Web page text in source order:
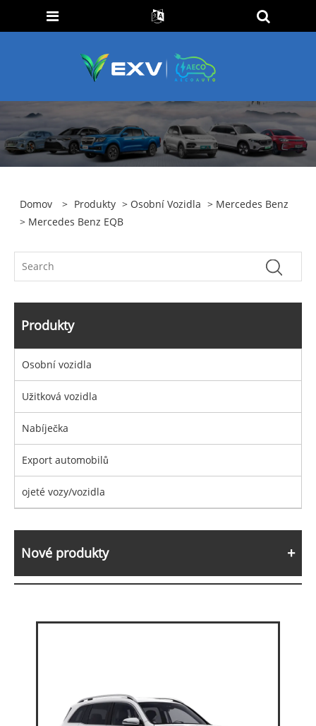
Domov > Produkty > Osobní Vozidla > Mercedes Benz
> Mercedes Benz EQB
Produkty
Osobní vozidla
Užitková vozidla
Nabíječka
Export automobilů
ojeté vozy/vozidla
Nové produkty